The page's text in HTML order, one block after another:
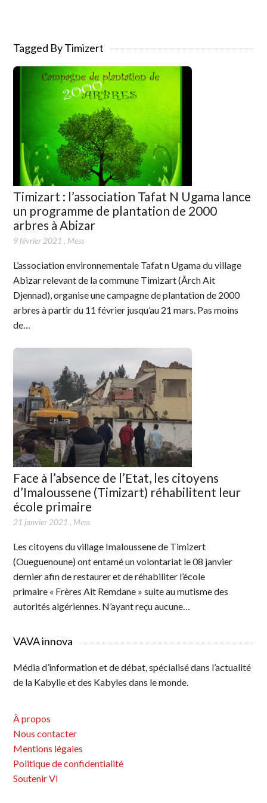
Tagged By Timizert
Timizart : l’association Tafat N Ugama lance
un programme de plantation de 2000
arbres à Abizar
9 février 2021 , Mess
L’association environnementale Tafat n Ugama du village
Abizar relevant de la commune Timizart (Ârch Ait
Djennad), organise une campagne de plantation de 2000
arbres à partir du 11 février jusqu’au 21 mars. Pas moins
de…
Face à l’absence de l’Etat, les citoyens
d’Imaloussene (Timizart) réhabilitent leur
école primaire
21 janvier 2021 , Mess
Les citoyens du village Imaloussene de Timizert
(Oueguenoune) ont entamé un volontariat le 08 janvier
dernier afin de restaurer et de réhabiliter l’école
primaire « Frères Ait Remdane » suite au mutisme des
autorités algériennes. N’ayant reçu aucune…
VAVA innova
Média d’information et de débat, spécialisé dans l’actualité
de la Kabylie et des Kabyles dans le monde.
À propos
Nous contacter
Mentions légales
Politique de confidentialité
Soutenir VI